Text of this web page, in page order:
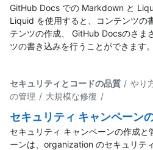
GitHub Docs での Markdown と
Liquid を使用すると、コンテンツの
テンツの作成、 GitHub Docsのさま
ツの書き込みを行うことができます
セキュリティとコードの品質 / やり
の管理 / 大規模な修復 /
セキュリティ キャンペーン
セキュリティ キャンペーンの作成
ーンは、organization のセキュリテ